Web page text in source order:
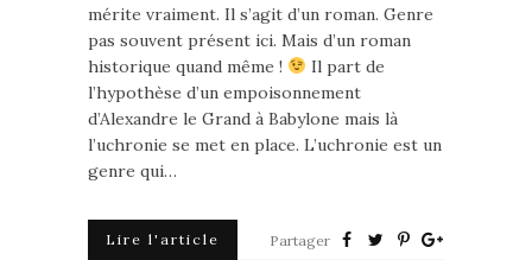
mérite vraiment. Il s’agit d’un roman. Genre
pas souvent présent ici. Mais d’un roman
historique quand même !
Il part de
l’hypothèse d’un empoisonnement
d’Alexandre le Grand à Babylone mais là
l’uchronie se met en place. L’uchronie est un
genre qui…
Lire l'article Partager